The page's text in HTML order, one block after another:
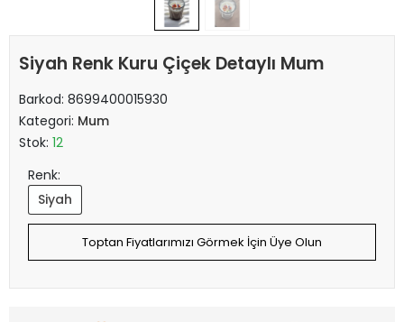
Siyah Renk Kuru Çiçek Detaylı Mum
Barkod: 8699400015930
Kategori: Mum
Stok: 12
Renk:
Siyah
Toptan Fiyatlarımızı Görmek İçin Üye Olun